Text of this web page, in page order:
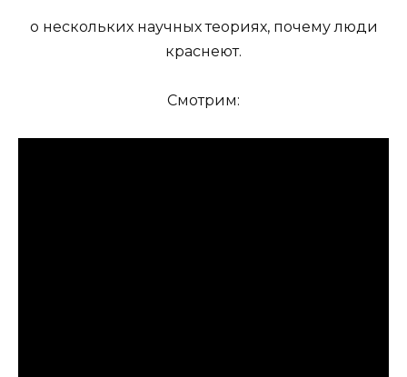
о нескольких научных теориях, почему люди
краснеют.
Смотрим: